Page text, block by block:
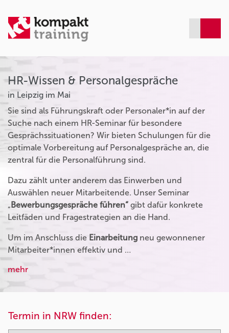
HR-Wissen & Personalgespräche
in Leipzig im Mai
Sie sind als Führungskraft oder Personaler*in auf der
Suche nach einem HR-Seminar für besondere
Gesprächssituationen? Wir bieten Schulungen für die
optimale Vorbereitung auf Personalgespräche an, die
zentral für die Personalführung sind.
Dazu zählt unter anderem das Einwerben und
Auswählen neuer Mitarbeitende. Unser Seminar
„Bewerbungsgespräche führen“ gibt dafür konkrete
Leitfäden und Fragestrategien an die Hand.
Um im Anschluss die Einarbeitung neu gewonnener
Mitarbeiter*innen effektiv und …
mehr
Termin in NRW finden: